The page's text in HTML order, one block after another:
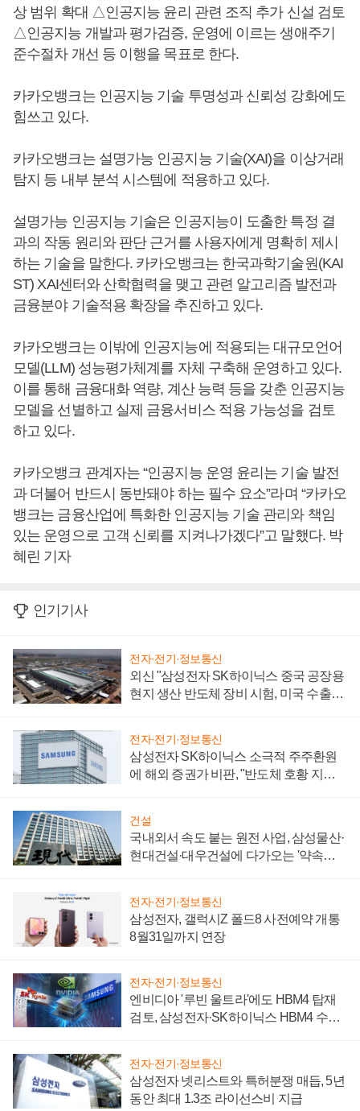
상 범위 확대 △인공지능 윤리 관련 조직 추가 신설 검토
△인공지능 개발과 평가검증, 운영에 이르는 생애주기
준수절차 개선 등 이행을 목표로 한다.
카카오뱅크는 인공지능 기술 투명성과 신뢰성 강화에도
힘쓰고 있다.
카카오뱅크는 설명가능 인공지능 기술(XAI)을 이상거래
탐지 등 내부 분석 시스템에 적용하고 있다.
설명가능 인공지능 기술은 인공지능이 도출한 특정 결
과의 작동 원리와 판단 근거를 사용자에게 명확히 제시
하는 기술을 말한다. 카카오뱅크는 한국과학기술원(KAI
ST) XAI센터와 산학협력을 맺고 관련 알고리즘 발전과
금융분야 기술적용 확장을 추진하고 있다.
카카오뱅크는 이밖에 인공지능에 적용되는 대규모언어
모델(LLM) 성능평가체계를 자체 구축해 운영하고 있다.
이를 통해 금융대화 역량, 계산 능력 등을 갖춘 인공지능
모델을 선별하고 실제 금융서비스 적용 가능성을 검토
하고 있다.
카카오뱅크 관계자는 “인공지능 운영 윤리는 기술 발전
과 더불어 반드시 동반돼야 하는 필수 요소”라며 “카카오
뱅크는 금융산업에 특화한 인공지능 기술 관리와 책임
있는 운영으로 고객 신뢰를 지켜나가겠다”고 말했다. 박
혜린 기자
인기기사
전자·전기·정보통신
외신 "삼성전자 SK하이닉스 중국 공장용
현지 생산 반도체 장비 시험, 미국 수출통
전자·전기·정보통신
삼성전자 SK하이닉스 소극적 주주환원
에 해외 증권가 비판, "반도체 호황 지속
건설
국내외서 속도 붙는 원전 사업, 삼성물산·
현대건설·대우건설에 다가오는 '약속의
전자·전기·정보통신
삼성전자, 갤럭시Z 폴드8 사전예약 개통
8월31일까지 연장
전자·전기·정보통신
엔비디아 '루빈 울트라'에도 HBM4 탑재
검토, 삼성전자·SK하이닉스 HBM4 수율
전자·전기·정보통신
삼성전자 넷리스트와 특허분쟁 매듭, 5년
동안 최대 1.3조 라이선스비 지급